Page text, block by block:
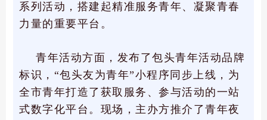
系列活动，搭建起精准服务青年、凝聚青春
力量的重要平台。
青年活动方面，发布了包头青年活动品牌
标识，“包头友为青年”小程序同步上线，为
全市青年打造了获取服务、参与活动的一站
式数字化平台。现场，主办方推介了青年夜